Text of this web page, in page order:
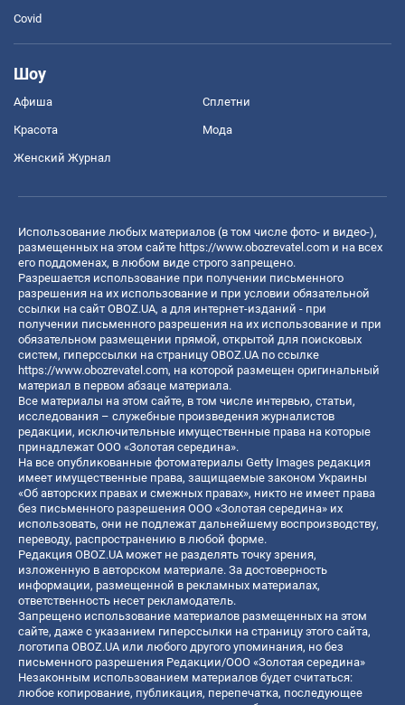
Covid
Шоу
Афиша Сплетни
Красота Мода
Женский Журнал
Использование любых материалов (в том числе фото- и видео-),
размещенных на этом сайте https://www.obozrevatel.com и на всех
его поддоменах, в любом виде строго запрещено.
Разрешается использование при получении письменного
разрешения на их использование и при условии обязательной
ссылки на сайт OBOZ.UA, а для интернет-изданий - при
получении письменного разрешения на их использование и при
обязательном размещении прямой, открытой для поисковых
систем, гиперссылки на страницу OBOZ.UA по ссылке
https://www.obozrevatel.com, на которой размещен оригинальный
материал в первом абзаце материала.
Все материалы на этом сайте, в том числе интервью, статьи,
исследования – служебные произведения журналистов
редакции, исключительные имущественные права на которые
принадлежат ООО «Золотая середина».
На все опубликованные фотоматериалы Getty Images редакция
имеет имущественные права, защищаемые законом Украины
«Об авторских правах и смежных правах», никто не имеет права
без письменного разрешения ООО «Золотая середина» их
использовать, они не подлежат дальнейшему воспроизводству,
переводу, распространению в любой форме.
Редакция OBOZ.UA может не разделять точку зрения,
изложенную в авторском материале. За достоверность
информации, размещенной в рекламных материалах,
ответственность несет рекламодатель.
Запрещено использование материалов размещенных на этом
сайте, даже с указанием гиперссылки на страницу этого сайта,
логотипа OBOZ.UA или любого другого упоминания, но без
письменного разрешения Редакции/ООО «Золотая середина»
Незаконным использованием материалов будет считаться:
любое копирование, публикация, перепечатка, последующее